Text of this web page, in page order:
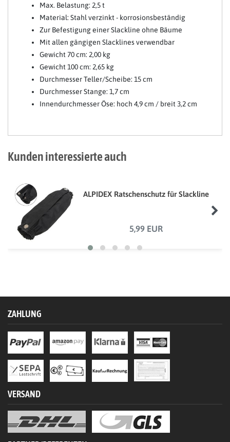
Max. Belastung: 2,5 t
Material: Stahl verzinkt - korrosionsbeständig
Zur Befestigung einer Slackline ohne Bäume
Mit allen gängigen Slacklines verwendbar
Gewicht 70 cm: 2,00 kg
Gewicht 100 cm: 2,65 kg
Durchmesser Teller/Scheibe: 15 cm
Durchmesser Stange: 1,7 cm
Innendurchmesser Öse: hoch 4,9 cm / breit 3,2 cm
Kunden interessierte auch
ALPIDEX Ratschenschutz für Slackline
5,99 EUR
ZAHLUNG
VERSAND